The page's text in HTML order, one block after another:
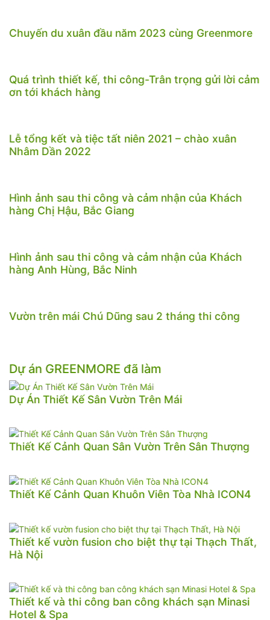
Chuyến du xuân đầu năm 2023 cùng Greenmore
Quá trình thiết kế, thi công-Trân trọng gửi lời cảm
ơn tới khách hàng
Lễ tổng kết và tiệc tất niên 2021 – chào xuân
Nhâm Dần 2022
Hình ảnh sau thi công và cảm nhận của Khách
hàng Chị Hậu, Bắc Giang
Hình ảnh sau thi công và cảm nhận của Khách
hàng Anh Hùng, Bắc Ninh
Vườn trên mái Chú Dũng sau 2 tháng thi công
Dự án GREENMORE đã làm
Dự Án Thiết Kế Sân Vườn Trên Mái
Thiết Kế Cảnh Quan Sân Vườn Trên Sân Thượng
Thiết Kế Cảnh Quan Khuôn Viên Tòa Nhà ICON4
Thiết kế vườn fusion cho biệt thự tại Thạch Thất,
Hà Nội
Thiết kế và thi công ban công khách sạn Minasi
Hotel & Spa